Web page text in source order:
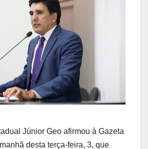
Júnior Geo afirmou à Gazeta
desta terça-feira, 3, que